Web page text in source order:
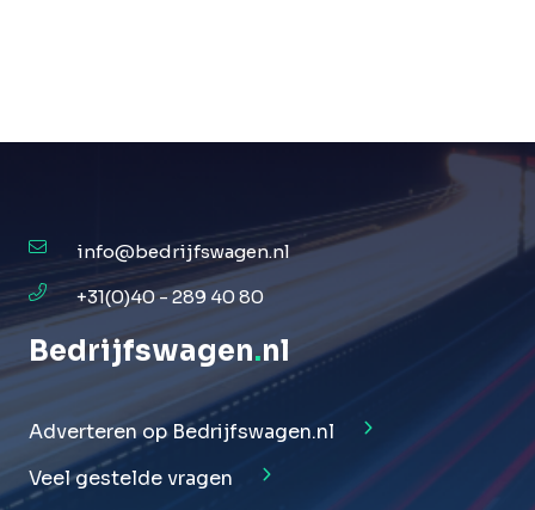
info@bedrijfswagen.nl
+31(0)40 - 289 40 80
Bedrijfswagen.nl
Adverteren op Bedrijfswagen.nl
Veel gestelde vragen